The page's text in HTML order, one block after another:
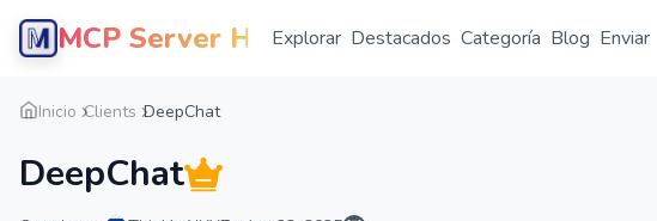
MCP Server HubExplorar Destacados Categoría Blog Enviar
Inicio Clients DeepChat
DeepChat